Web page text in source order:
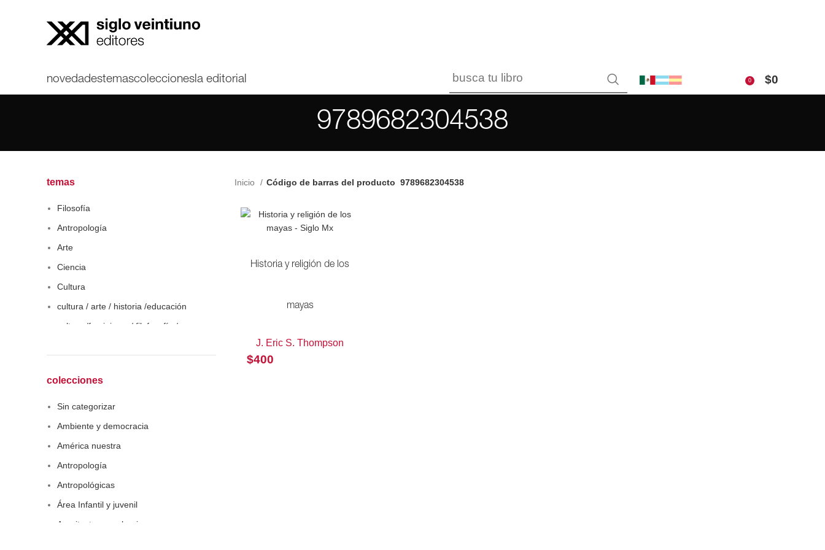
novedadestemascolecciones la editorial 0 $0
9789682304538
temas
Filosofía
Antropología
Arte
Ciencia
Cultura
cultura / arte / historia /educación
cultura /feminismo / filofosofía /
Economía
colecciones
Sin categorizar
Ambiente y democracia
América nuestra
Antropología
Antropológicas
Área Infantil y juvenil
Arquitectura y urbanismo
Inicio Código de barras del producto 9789682304538
Historia y religión de los
mayas
J. Eric S. Thompson
$400